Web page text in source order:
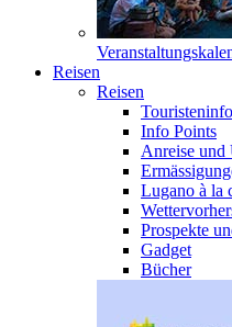
Reisen
Reisen
Info Points
Anreise und
Lugano à la
Prospekte
Gadget
Bücher